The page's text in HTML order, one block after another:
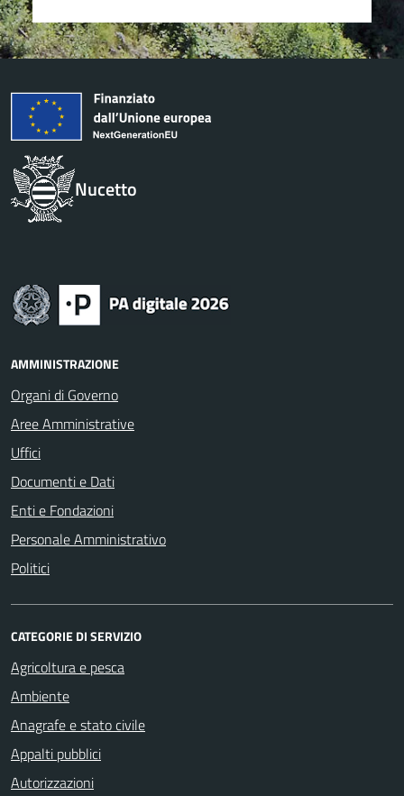
Nucetto
AMMINISTRAZIONE
Organi di Governo
Aree Amministrative
Uffici
Documenti e Dati
Enti e Fondazioni
Personale Amministrativo
Politici
CATEGORIE DI SERVIZIO
Agricoltura e pesca
Ambiente
Anagrafe e stato civile
Appalti pubblici
Autorizzazioni